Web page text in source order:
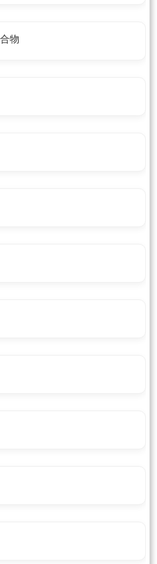
物